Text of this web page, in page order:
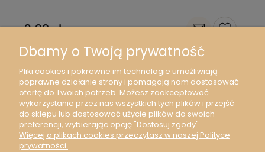
3,90 zł
Dbamy o Twoją prywatność
Pliki cookies i pokrewne im technologie umożliwiają
poprawne działanie strony i pomagają nam dostosować
ofertę do Twoich potrzeb. Możesz zaakceptować
wykorzystanie przez nas wszystkich tych plików i przejść
do sklepu lub dostosować użycie plików do swoich
preferencji, wybierając opcję "Dostosuj zgody".
Więcej o plikach cookies przeczytasz w naszej Polityce
prywatności.